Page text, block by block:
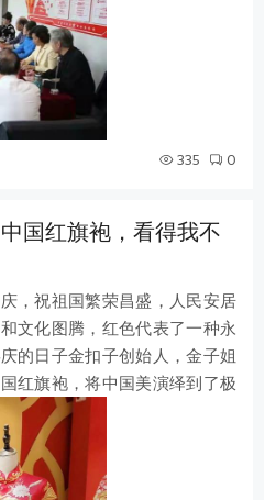
335 0
国红旗袍，看得我不
，祝祖国繁荣昌盛，人民安居
文化图腾，红色代表了一种永
的日子金扣子创始人，金子姐
红旗袍，将中国美演绎到了极
袭自